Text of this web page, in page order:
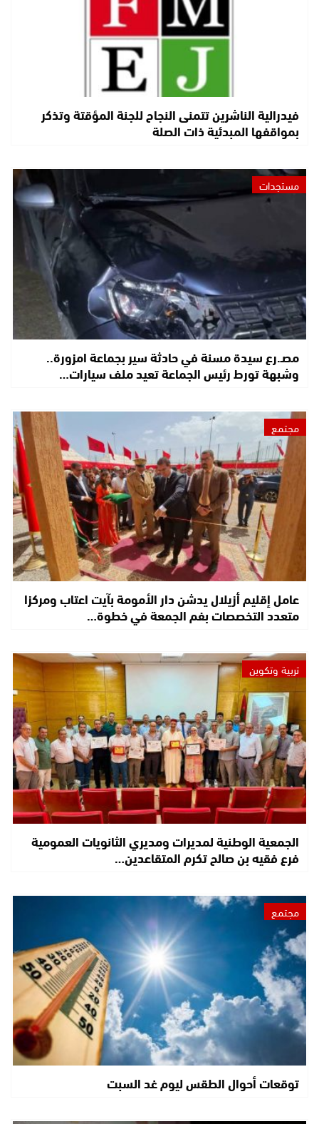
فيدرالية الناشرين تتمنى النجاح للجنة المؤقتة وتذكر
بمواقفها المبدئية ذات الصلة
مستجدات
مصـ.رع سيدة مسنة في حادثة سير بجماعة امزورة..
وشبهة تورط رئيس الجماعة تعيد ملف سيارات…
مجتمع
عامل إقليم أزيلال يدشن دار الأمومة بآيت اعتاب ومركزا
متعدد التخصصات بفم الجمعة في خطوة…
تربية وتكوين
الجمعية الوطنية لمديرات ومديري الثانويات العمومية
فرع فقيه بن صالح تكرم المتقاعدين…
مجتمع
توقعات أحوال الطقس ليوم غد السبت